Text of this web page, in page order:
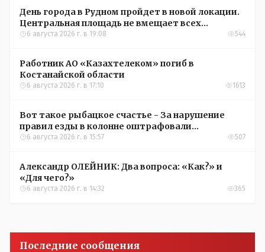
День города в Рудном пройдет в новой локации.
Центральная площадь не вмещает всех
желающих
6 августа 2026 г. в 19:08 544
Работник АО «Казахтелеком» погиб в
Костанайской области
6 августа 2026 г. в 17:10 1613
Вот такое рыбацкое счастье - За нарушение
правил езды в колонне оштрафовали
участников соревнований в Аркалыке
6 августа 2026 г. в 15:57 507
Александр ОЛЕЙНИК: Два вопроса: «Как?» и
«Для чего?»
6 августа 2026 г. в 14:32 365
Последние сообщения